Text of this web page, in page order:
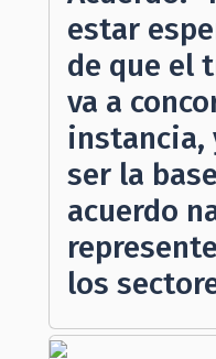
estar
de que el
va a
instancia,
ser la
acuerdo
los